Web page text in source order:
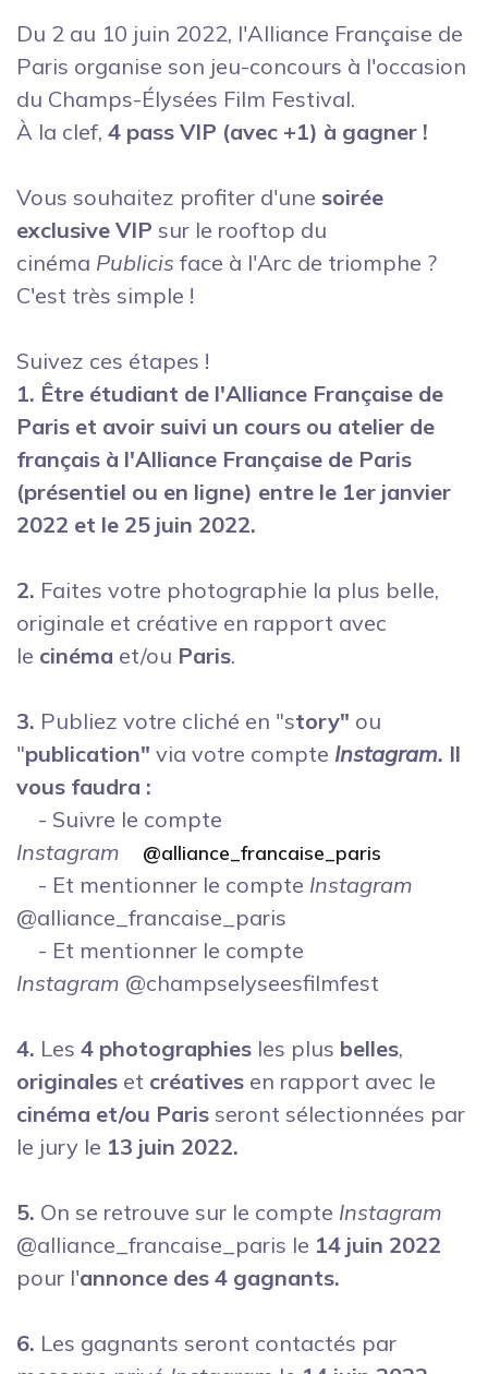
Du 2 au 10 juin 2022, l'Alliance Française de
Paris organise son jeu-concours à l'occasion
du Champs-Élysées Film Festival.
À la clef, 4 pass VIP (avec +1) à gagner !
Vous souhaitez profiter d'une soirée
exclusive VIP sur le rooftop du
cinéma Publicis face à l'Arc de triomphe ?
C'est très simple !
Suivez ces étapes !
1. Être étudiant de l'Alliance Française de
Paris et avoir suivi un cours ou atelier de
français à l'Alliance Française de Paris
(présentiel ou en ligne) entre le 1er janvier
2022 et le 25 juin 2022.
2. Faites votre photographie la plus belle,
originale et créative en rapport avec
le cinéma et/ou Paris.
3. Publiez votre cliché en "story" ou
"publication" via votre compte Instagram. Il
vous faudra :
- Suivre le compte
Instagram
@alliance_francaise_paris
- Et mentionner le compte Instagram
@alliance_francaise_paris
- Et mentionner le compte
Instagram @champselyseesfilmfest
4. Les 4 photographies les plus belles,
originales et créatives en rapport avec le
cinéma et/ou Paris seront sélectionnées par
le jury le 13 juin 2022.
5. On se retrouve sur le compte Instagram
@alliance_francaise_paris le 14 juin 2022
pour l'annonce des 4 gagnants.
6. Les gagnants seront contactés par